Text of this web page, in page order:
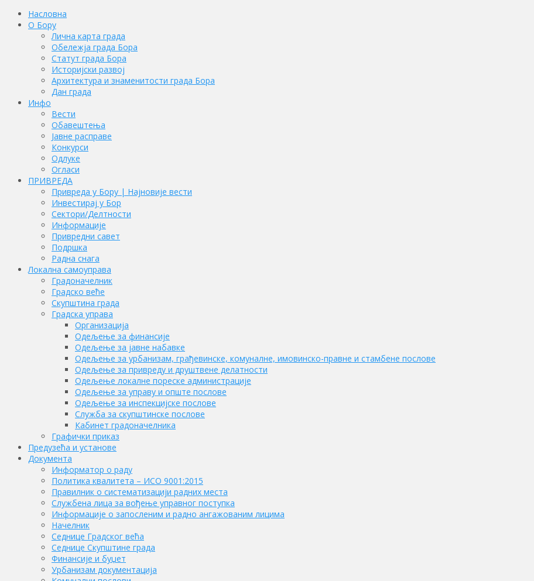
Насловна
О Бору
Лична карта града
Обележја града Бора
Статут града Бора
Историјски развој
Архитектура и знаменитости града Бора
Дан града
Инфо
Вести
Обавештења
Јавне расправе
Конкурси
Одлуке
Огласи
ПРИВРЕДА
Привреда у Бору | Најновије вести
Инвестирај у Бор
Сектори/Делтности
Информације
Привредни савет
Подршка
Радна снага
Локална самоуправа
Градоначелник
Градско веће
Скупштина града
Градска управа
Организација
Одељење за финансије
Одељење за јавне набавке
Одељење за урбанизам, грађевинске, комуналне, имовинско-правне и стамбене послове
Одељење за привреду и друштвене делатности
Одељење локалне пореске администрације
Одељење за управу и опште послове
Одељење за инспекцијске послове
Служба за скупштинске послове
Кабинет градоначелника
Графички приказ
Предузећа и установе
Документа
Информатор о раду
Политика квалитета – ИСО 9001:2015
Правилник о систематизацији радних места
Службена лица за вођење управног поступка
Информације о запосленим и радно ангажованим лицима
Начелник
Седнице Градског већа
Седнице Скупштине града
Финансије и буџет
Урбанизам документација